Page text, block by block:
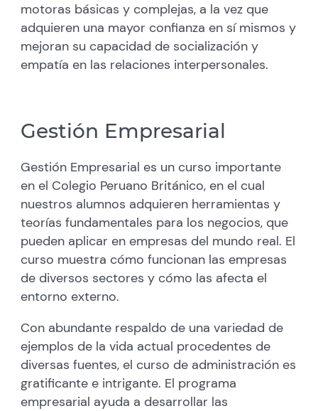
motoras básicas y complejas, a la vez que
adquieren una mayor confianza en sí mismos y
mejoran su capacidad de socialización y
empatía en las relaciones interpersonales.
Gestión Empresarial
Gestión Empresarial es un curso importante
en el Colegio Peruano Británico, en el cual
nuestros alumnos adquieren herramientas y
teorías fundamentales para los negocios, que
pueden aplicar en empresas del mundo real. El
curso muestra cómo funcionan las empresas
de diversos sectores y cómo las afecta el
entorno externo.
Con abundante respaldo de una variedad de
ejemplos de la vida actual procedentes de
diversas fuentes, el curso de administración es
gratificante e intrigante. El programa
empresarial ayuda a desarrollar las